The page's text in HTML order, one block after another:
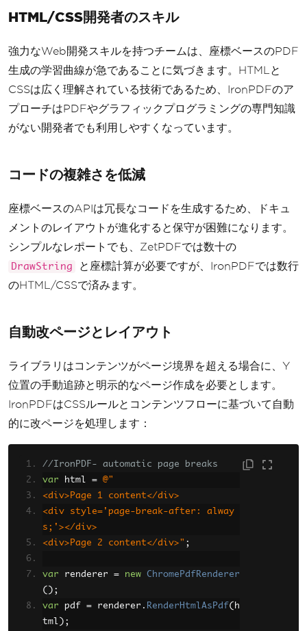
HTML/CSS開発者のスキル
強力なWeb開発スキルを持つチームは、座標ベースのPDF
生成の学習曲線が急であることに気づきます。HTMLと
CSSは広く理解されている技術であるため、IronPDFのア
プローチはPDFやグラフィックプログラミングの専門知識
がない開発者でも利用しやすくなっています。
コードの複雑さを低減
座標ベースのAPIは冗長なコードを生成するため、ドキュ
メントのレイアウトが進化すると保守が困難になります。
シンプルなレポートでも、ZetPDFでは数十の
DrawString
と座標計算が必要ですが、IronPDFでは数行
のHTML/CSSで済みます。
自動改ページとレイアウト
ライブラリはコンテンツがページ境界を超える場合に、Y
位置の手動追跡と明示的なページ作成を必要とします。
IronPDFはCSSルールとコンテンツフローに基づいて自動
的に改ページを処理します：
//IronPDF- automatic page breaks
var html =
@"
<div>Page 1 content</div>
<div style='page-break-after: alway
s;'></div>
<div>Page 2 content</div>" ;
var renderer = new
ChromePdfRenderer
();
var pdf = renderer . RenderHtmlAsPdf( h
tml );